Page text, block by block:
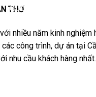
GƯƠNG BỈ NHÀ VỆ
THƠ
nhiều năm kinh
công trình, dự án tại
nhu cầu khách hàng nhất.